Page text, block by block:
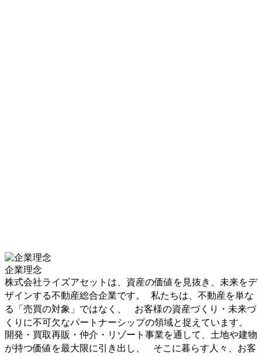
企業理念
株式会社ライズアセットは、資産の価値を見抜き、未来をデ
ザインする不動産総合企業です。 私たちは、不動産を単な
る「売買の対象」ではなく、 お客様の資産づくり・未来づ
くりに不可欠なパートナーシップの領域と捉えています。
開発・買取再販・仲介・リゾート事業を通して、土地や建物
が持つ価値を最大限に引き出し、 そこに暮らす人々、お客